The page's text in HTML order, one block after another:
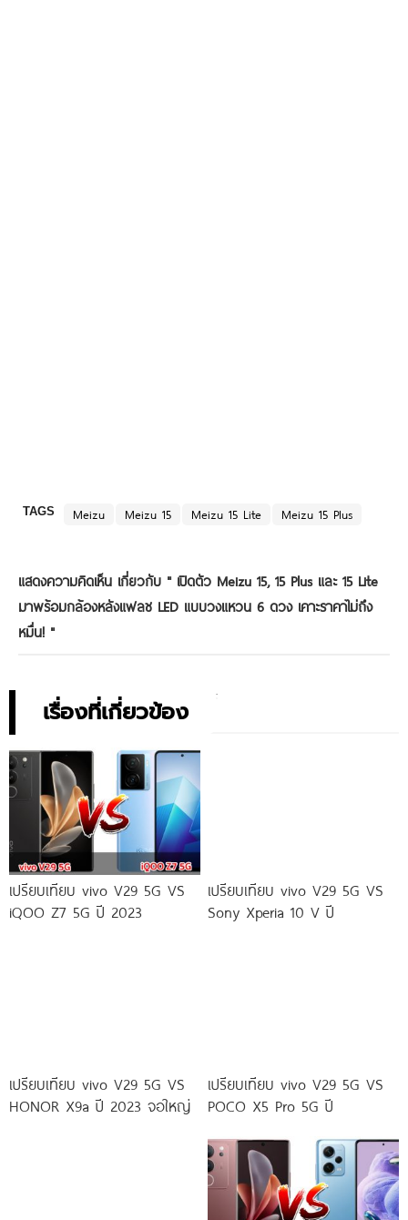
TAGS Meizu Meizu 15 Meizu 15 Lite Meizu 15 Plus
แสดงความคิดเห็น เกี่ยวกับ " เปิดตัว Meizu 15, 15 Plus และ 15 Lite
มาพร้อมกล้องหลังแฟลช LED แบบวงแหวน 6 ดวง เคาะราคาไม่ถึง
หมื่น! "
เรื่องที่เกี่ยวข้อง
เปรียบเทียบ vivo V29 5G VS
iQOO Z7 5G ปี 2023
เปรียบเทียบ vivo V29 5G VS
Sony Xperia 10 V ปี
เปรียบเทียบ vivo V29 5G VS
HONOR X9a ปี 2023 จอใหญ่
เปรียบเทียบ vivo V29 5G VS
POCO X5 Pro 5G ปี